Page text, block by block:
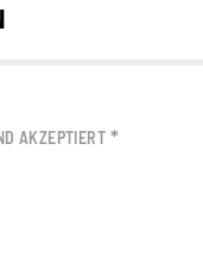
AKZEPTIERT *